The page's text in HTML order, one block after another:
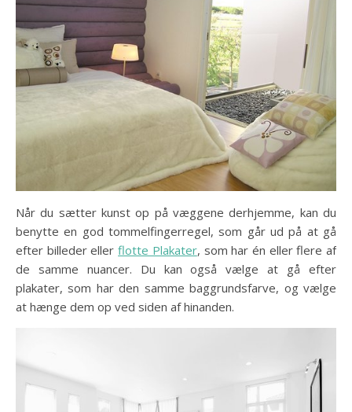
Når du sætter kunst op på væggene derhjemme, kan du
benytte en god tommelfingerregel, som går ud på at gå
efter billeder ellerflotte Plakater, som har én eller flere af
de samme nuancer. Du kan også vælge at gå efter
plakater, som har den samme baggrundsfarve, og vælge
at hænge dem op ved siden af hinanden.